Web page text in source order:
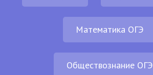
Математика ОГЭ
Обществознание ОГЭ